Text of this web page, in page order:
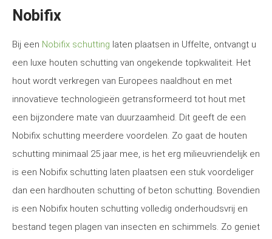
Nobifix
Bij een Nobifix schutting laten plaatsen in Uffelte, ontvangt u
een luxe houten schutting van ongekende topkwaliteit. Het
hout wordt verkregen van Europees naaldhout en met
innovatieve technologieën getransformeerd tot hout met
een bijzondere mate van duurzaamheid. Dit geeft de een
Nobifix schutting meerdere voordelen. Zo gaat de houten
schutting minimaal 25 jaar mee, is het erg milieuvriendelijk en
is een Nobifix schutting laten plaatsen een stuk voordeliger
dan een hardhouten schutting of beton schutting. Bovendien
is een Nobifix houten schutting volledig onderhoudsvrij en
bestand tegen plagen van insecten en schimmels. Zo geniet